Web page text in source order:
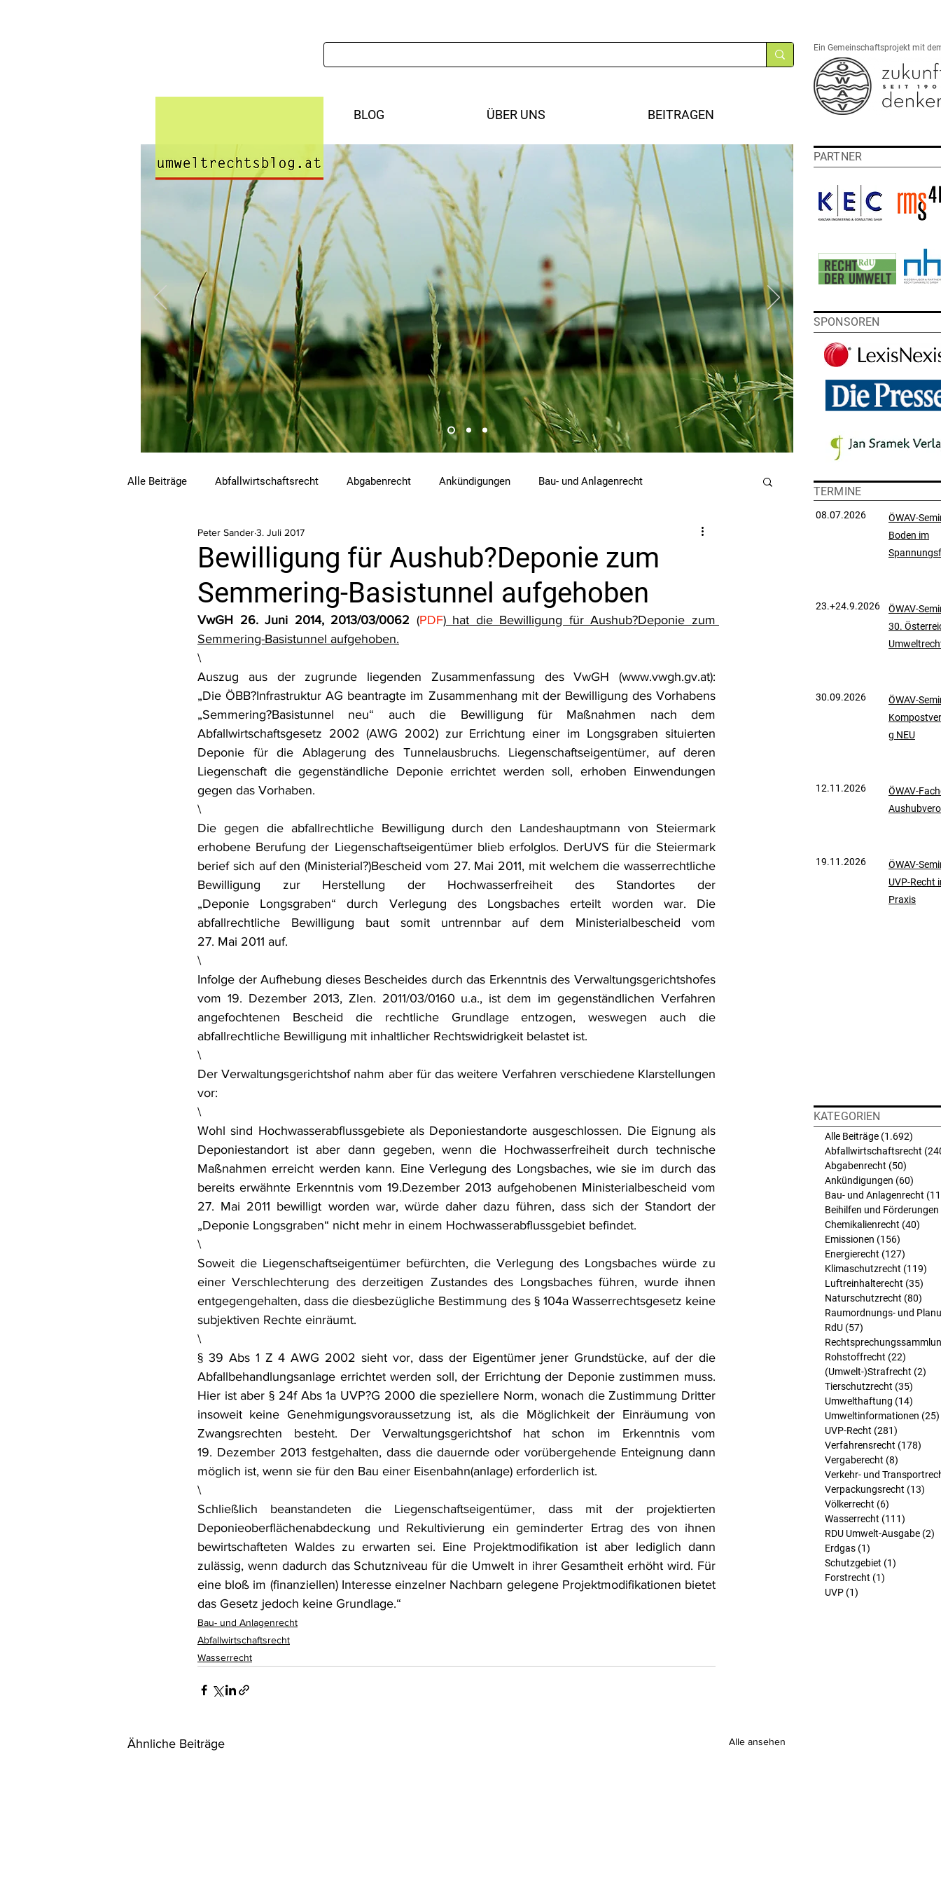
BLOG ÜBER UNS BEITRAGEN
Ein Gemeinschaftsprojekt mit
Alle Beiträge Abfallwirtschaftsrecht Abgabenrecht Ankündigungen Bau- und Anlagenrecht
Beihilfen und Förderungen
Luftreinhalterecht Naturschutzrecht Raumordnungs- und Planungsrecht RdU Rechtsprechungssammlung
(Umwelt-)Strafrecht
Verfahrensrecht Verkehr- und Transportrecht Verpackungsrecht Völkerrecht
Wasserrecht RDU Umwelt-Ausgabe Erdgas Schutzgebiet Forstrecht
Bewilligung für Aushub?Deponie zum
Semmering-Basistunnel aufgehoben
Peter Sander3. Juli 2017
VwGH 26. Juni 2014, 2013/03/0062 (PDF) hat die Bewilligung für Aushub?Deponie zum
Semmering-Basistunnel aufgehoben.
\
Auszug aus der zugrunde liegenden Zusammenfassung des VwGH (www.vwgh.gv.at):
„Die ÖBB?Infrastruktur AG beantragte im Zusammenhang mit der Bewilligung des Vorhabens
„Semmering?Basistunnel neu“ auch die Bewilligung für Maßnahmen nach dem
Abfallwirtschaftsgesetz 2002 (AWG 2002) zur Errichtung einer im Longsgraben situierten
Deponie für die Ablagerung des Tunnelausbruchs. Liegenschaftseigentümer, auf deren
Liegenschaft die gegenständliche Deponie errichtet werden soll, erhoben Einwendungen
gegen das Vorhaben.
\
Die gegen die abfallrechtliche Bewilligung durch den Landeshauptmann von Steiermark
erhobene Berufung der Liegenschaftseigentümer blieb erfolglos. DerUVS für die Steiermark
berief sich auf den (Ministerial?)Bescheid vom 27. Mai 2011, mit welchem die wasserrechtliche
Bewilligung zur Herstellung der Hochwasserfreiheit des Standortes der
„Deponie Longsgraben“ durch Verlegung des Longsbaches erteilt worden war. Die
abfallrechtliche Bewilligung baut somit untrennbar auf dem Ministerialbescheid vom
27. Mai 2011 auf.
\
Infolge der Aufhebung dieses Bescheides durch das Erkenntnis des Verwaltungsgerichtshofes
vom 19. Dezember 2013, Zlen. 2011/03/0160 u.a., ist dem im gegenständlichen Verfahren
angefochtenen Bescheid die rechtliche Grundlage entzogen, weswegen auch die
abfallrechtliche Bewilligung mit inhaltlicher Rechtswidrigkeit belastet ist.
\
Der Verwaltungsgerichtshof nahm aber für das weitere Verfahren verschiedene Klarstellungen
vor:
\
Wohl sind Hochwasserabflussgebiete als Deponiestandorte ausgeschlossen. Die Eignung als
Deponiestandort ist aber dann gegeben, wenn die Hochwasserfreiheit durch technische
Maßnahmen erreicht werden kann. Eine Verlegung des Longsbaches, wie sie im durch das
bereits erwähnte Erkenntnis vom 19.Dezember 2013 aufgehobenen Ministerialbescheid vom
27. Mai 2011 bewilligt worden war, würde daher dazu führen, dass sich der Standort der
„Deponie Longsgraben“ nicht mehr in einem Hochwasserabflussgebiet befindet.
\
Soweit die Liegenschaftseigentümer befürchten, die Verlegung des Longsbaches würde zu
einer Verschlechterung des derzeitigen Zustandes des Longsbaches führen, wurde ihnen
entgegengehalten, dass die diesbezügliche Bestimmung des § 104a Wasserrechtsgesetz keine
subjektiven Rechte einräumt.
\
§ 39 Abs 1 Z 4 AWG 2002 sieht vor, dass der Eigentümer jener Grundstücke, auf der die
Abfallbehandlungsanlage errichtet werden soll, der Errichtung der Deponie zustimmen muss.
Hier ist aber § 24f Abs 1a UVP?G 2000 die speziellere Norm, wonach die Zustimmung Dritter
insoweit keine Genehmigungsvoraussetzung ist, als die Möglichkeit der Einräumung von
Zwangsrechten besteht. Der Verwaltungsgerichtshof hat schon im Erkenntnis vom
19. Dezember 2013 festgehalten, dass die dauernde oder vorübergehende Enteignung dann
möglich ist, wenn sie für den Bau einer Eisenbahn(anlage) erforderlich ist.
\
Schließlich beanstandeten die Liegenschaftseigentümer, dass mit der projektierten
Deponieoberflächenabdeckung und Rekultivierung ein geminderter Ertrag des von ihnen
bewirtschafteten Waldes zu erwarten sei. Eine Projektmodifikation ist aber lediglich dann
zulässig, wenn dadurch das Schutzniveau für die Umwelt in ihrer Gesamtheit erhöht wird. Für
eine bloß im (finanziellen) Interesse einzelner Nachbarn gelegene Projektmodifikationen bietet
das Gesetz jedoch keine Grundlage.“
Bau- und Anlagenrecht
Abfallwirtschaftsrecht
Wasserrecht
Ähnliche Beiträge Alle ansehen
Alle Beiträge (1.692)
Abfallwirtschaftsrecht
Abgabenrecht (50)
Ankündigungen (60)
Bau- und Anlagenrecht
Beihilfen und Förderungen
Chemikalienrecht (40)
Emissionen (156)
Energierecht (127)
Klimaschutzrecht (119)
Luftreinhalterecht (35)
Naturschutzrecht (80)
Raumordnungs- und
RdU (57)
Rohstoffrecht (22)
(Umwelt-)Strafrecht (2)
Tierschutzrecht (35)
Umwelthaftung (14)
Umweltinformationen (25)
UVP-Recht (281)
Verfahrensrecht (178)
Vergaberecht (8)
Verkehr- und
Verpackungsrecht (13)
Völkerrecht (6)
Wasserrecht (111)
RDU Umwelt-Ausgabe (2)
Erdgas (1)
Schutzgebiet (1)
Forstrecht (1)
UVP (1)
08.07.2026
ÖWAV-
Boden im
23.+24.9.2026
ÖWAV-
30.
30.09.2026
ÖWAV-
g NEU
12.11.2026
ÖWAV-
19.11.2026
ÖWAV-
UVP-Recht
Praxis
PARTNER
TERMINE
SPONSOREN
KATEGORIEN